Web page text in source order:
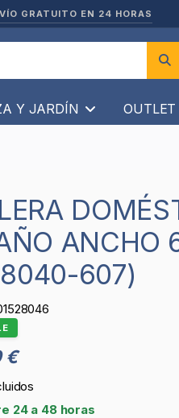
GRATUITO EN 24 HORAS
Y JARDÍN OUTLET
ANCHO
8040-607)
€
24 a 48 horas